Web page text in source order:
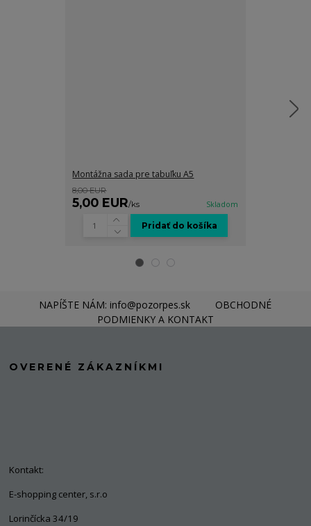
Montážna sada pre tabuľku A5
8,00 EUR
5,00 EUR/ks Skladom
Pridať do košíka
NAPÍŠTE NÁM: info@pozorpes.sk
OBCHODNÉ
PODMIENKY A KONTAKT
OVERENÉ ZÁKAZNÍKMI
Kontakt:
E-shopping center, s.r.o
Lorinčícka 34/19